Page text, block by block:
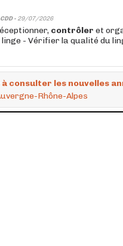
CDD - 29/07/2026
contrôler et
- Vérifier la qualité du
consulter les nouvelles
Rhône-Alpes